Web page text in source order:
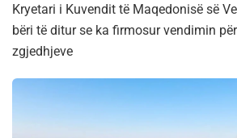
Kryetari i Kuvendit të Maqedonisë së
bëri të ditur se ka firmosur vendimin
zgjedhjeve